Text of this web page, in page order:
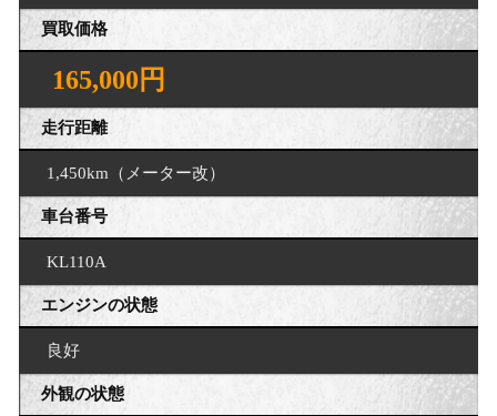
買取価格
165,000円
走行距離
1,450km（メーター改）
車台番号
KL110A
エンジンの状態
良好
外観の状態